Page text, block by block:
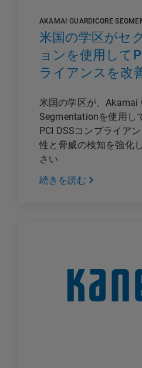
AKAMAI GUARDICORE
米国の学区がセ
ョンを使用して
ライアンスを改
米国の学区が、Akamai
Segmentationを使用し
PCI DSSコンプライア
性と脅威の検知を強化
さい
続きを読む